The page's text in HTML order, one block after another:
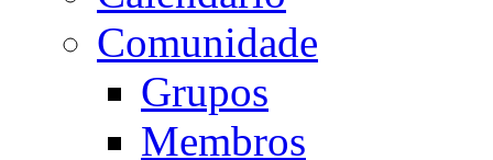
Comunidade
Grupos
Membros